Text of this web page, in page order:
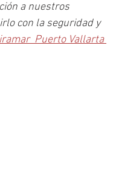
a nuestros
con la seguridad y
Puerto Vallarta